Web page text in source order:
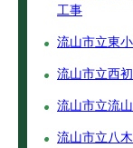
工事
流山市立東
流山市立西
流山市立流
流山市立八